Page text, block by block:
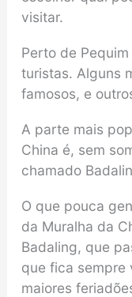
visitar.
Perto de
turistas. Alguns
famosos, e
A parte mais
China é, sem
chamado
O que pouca
da Muralha da
Badaling, que
que fica sempre
maiores